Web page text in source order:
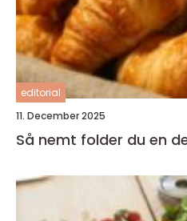
editorial
11. December 2025
Så nemt folder du en